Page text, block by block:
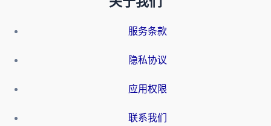
服务条款
隐私协议
应用权限
联系我们